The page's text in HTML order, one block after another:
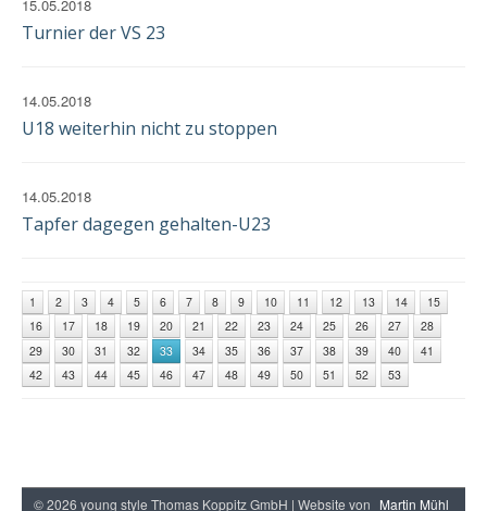
15.05.2018
Turnier der VS 23
14.05.2018
U18 weiterhin nicht zu stoppen
14.05.2018
Tapfer dagegen gehalten-U23
1 2 3 4 5 6 7 8 9 10 11 12 13 14
15
16
17 18 19 20 21 22 23 24 25 26 27
28
29
30 31 32 33 34 35 36 37 38 39 40
41
42
43 44 45 46 47 48 49 50 51 52 53
© 2026 young style Thomas Koppitz GmbH | Website von Martin Mühl